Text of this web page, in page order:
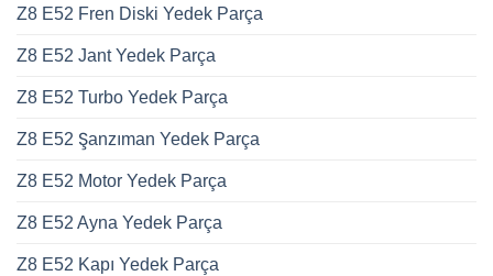
Z8 E52 Fren Diski Yedek Parça
Z8 E52 Jant Yedek Parça
Z8 E52 Turbo Yedek Parça
Z8 E52 Şanzıman Yedek Parça
Z8 E52 Motor Yedek Parça
Z8 E52 Ayna Yedek Parça
Z8 E52 Kapı Yedek Parça